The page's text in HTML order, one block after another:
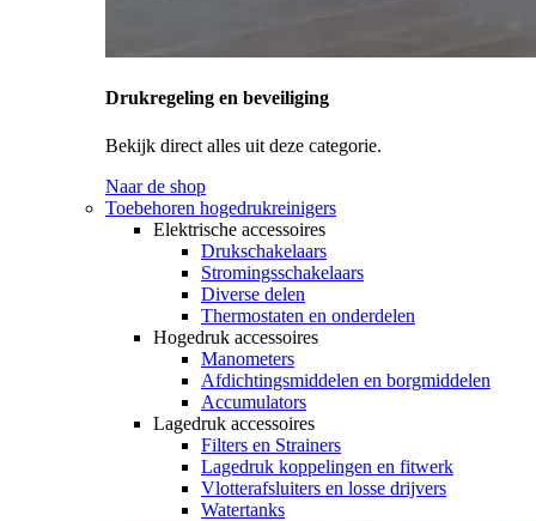
Drukregeling en beveiliging
Bekijk direct alles uit deze categorie.
Naar de shop
Toebehoren hogedrukreinigers
Elektrische accessoires
Drukschakelaars
Stromingsschakelaars
Diverse delen
Thermostaten en onderdelen
Hogedruk accessoires
Manometers
Afdichtingsmiddelen en borgmiddelen
Accumulators
Lagedruk accessoires
Filters en Strainers
Lagedruk koppelingen en fitwerk
Vlotterafsluiters en losse drijvers
Watertanks